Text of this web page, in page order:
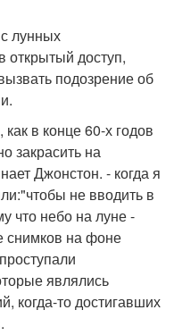
лунных
доступ,
подозрение об
в конце 60-х годов
закрасить на
Джонстон. - когда я
не вводить в
что небо на луне -
снимков на фоне
являлись
когда-то достигавших